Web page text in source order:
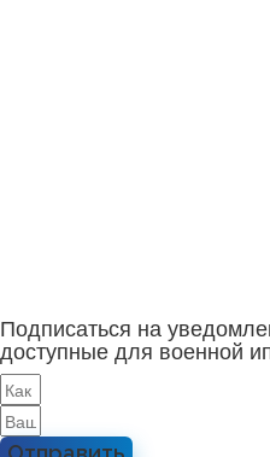
Подписаться на
доступные для военной